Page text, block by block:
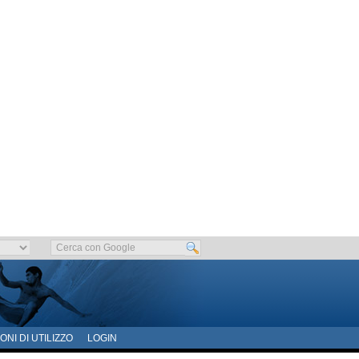
DI UTILIZZO LOGIN